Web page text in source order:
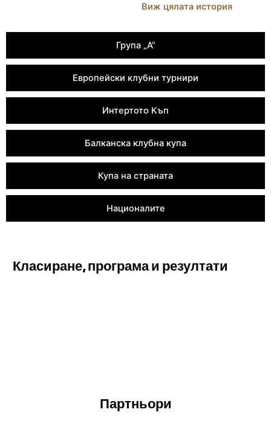
Група „А“
Европейски клубни турнири
Интертото Къп
Балканска клубна купа
Купа на страната
Националите
Виж цялата история
Класиране, програма и резултати
Партньори